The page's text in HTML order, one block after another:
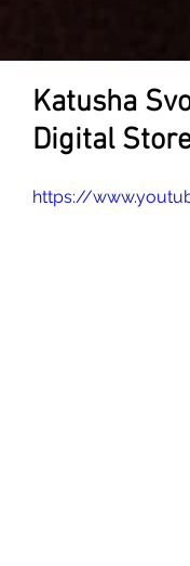
Katusha
Digital
https://